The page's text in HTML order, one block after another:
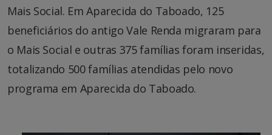
Mais Social. Em Aparecida do Taboado, 125
beneficiários do antigo Vale Renda migraram para
o Mais Social e outras 375 famílias foram inseridas,
totalizando 500 famílias atendidas pelo novo
programa em Aparecida do Taboado.